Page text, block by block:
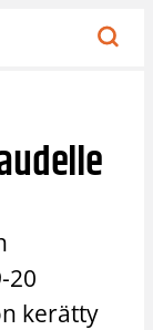
20
kerätty